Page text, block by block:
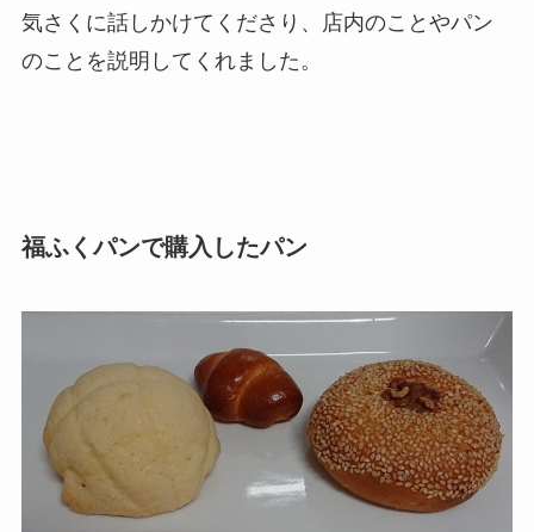
気さくに話しかけてくださり、店内のことやパン
のことを説明してくれました。
福ふくパンで購入したパン